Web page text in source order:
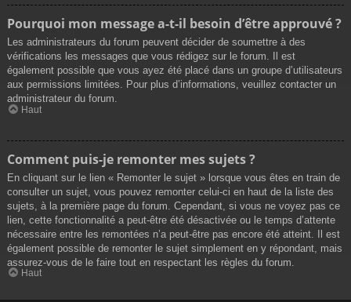
Pourquoi mon message a-t-il besoin d’être approuvé ?
Les administrateurs du forum peuvent décider de soumettre à des
vérifications les messages que vous rédigez sur le forum. Il est
également possible que vous ayez été placé dans un groupe d’utilisateurs
aux permissions limitées. Pour plus d’informations, veuillez contacter un
administrateur du forum.
Haut
Comment puis-je remonter mes sujets ?
En cliquant sur le lien « Remonter le sujet » lorsque vous êtes en train de
consulter un sujet, vous pouvez remonter celui-ci en haut de la liste des
sujets, à la première page du forum. Cependant, si vous ne voyez pas ce
lien, cette fonctionnalité a peut-être été désactivée ou le temps d’attente
nécessaire entre les remontées n’a peut-être pas encore été atteint. Il est
également possible de remonter le sujet simplement en y répondant, mais
assurez-vous de le faire tout en respectant les règles du forum.
Haut